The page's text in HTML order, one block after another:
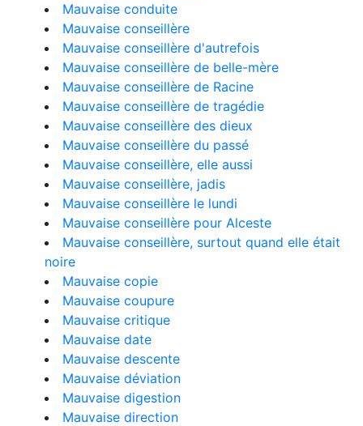
Mauvaise conduite
Mauvaise conseillère
Mauvaise conseillère d'autrefois
Mauvaise conseillère de belle-mère
Mauvaise conseillère de Racine
Mauvaise conseillère de tragédie
Mauvaise conseillère des dieux
Mauvaise conseillère du passé
Mauvaise conseillère, elle aussi
Mauvaise conseillère, jadis
Mauvaise conseillère le lundi
Mauvaise conseillère pour Alceste
Mauvaise conseillère, surtout quand elle était
noire
Mauvaise copie
Mauvaise coupure
Mauvaise critique
Mauvaise date
Mauvaise descente
Mauvaise déviation
Mauvaise digestion
Mauvaise direction